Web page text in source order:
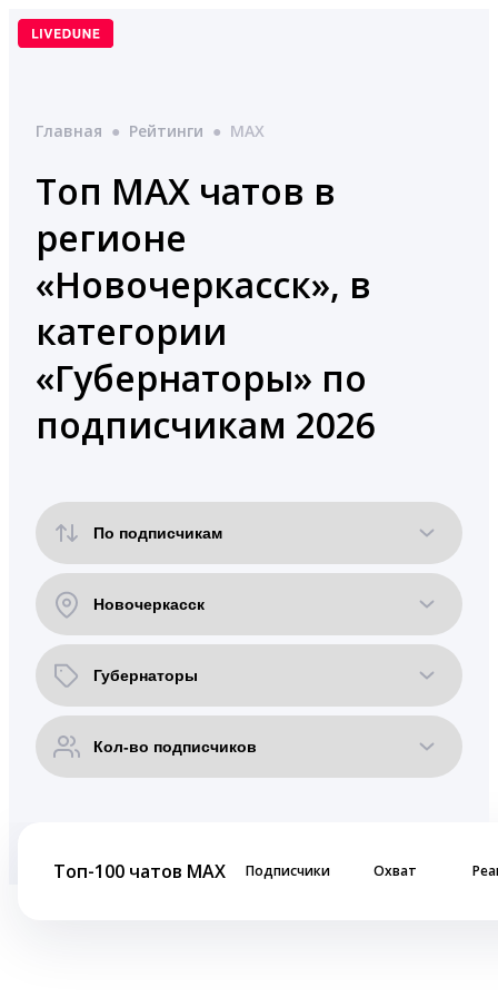
Перейти
Главная ● Рейтинги ● MAX
Топ MAX чатов в
регионе
«Новочеркасск», в
категории
«Губернаторы» по
подписчикам 2026
Топ-100 чатов MAX Подписчики Охват